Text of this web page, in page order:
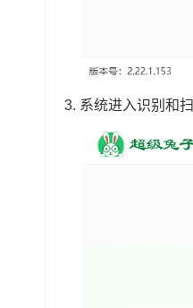
3. 系统进入识别和